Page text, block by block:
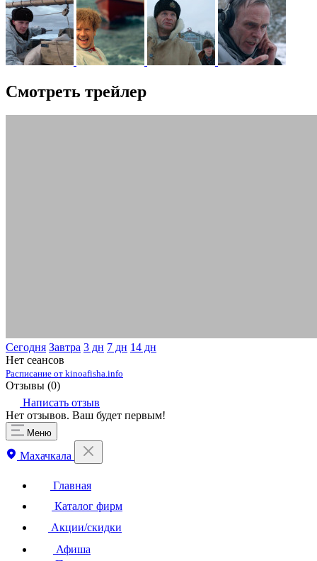
Смотреть трейлер
Сегодня Завтра 3 дн 7 дн 14 дн
Нет сеансов
Расписание от kinoafisha.info
Отзывы (0)
Написать отзыв
Нет отзывов. Ваш будет первым!
Меню
Махачкала
Главная
Каталог фирм
Акции/скидки
Афиша